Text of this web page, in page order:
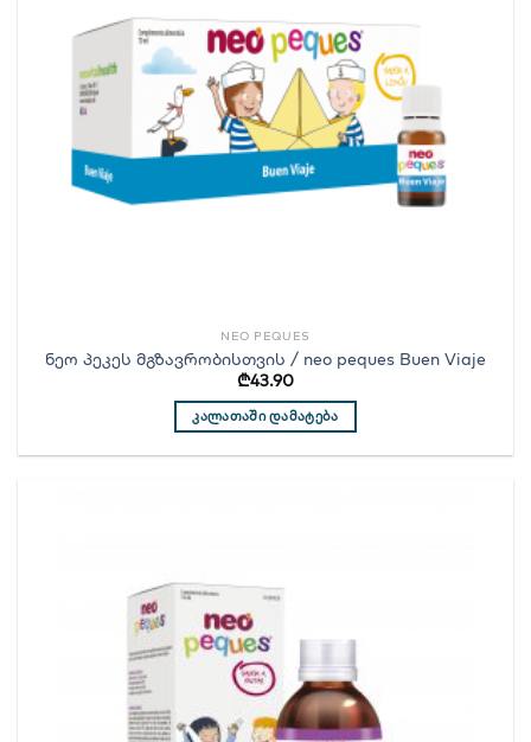
NEO PEQUES
ნეო პეკეს მგზავრობისთვის / neo peques Buen Viaje
₾43.90
ᲙᲐᲚᲐᲗᲐᲨᲘ ᲓᲐᲛᲐᲢᲔᲑᲐ